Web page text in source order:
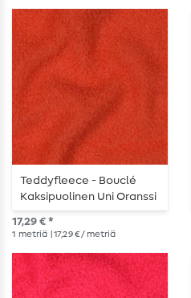
Teddyfleece - Bouclé
Kaksipuolinen Uni Oranssi
17,29 € *
1 metriä | 17,29 € / metriä